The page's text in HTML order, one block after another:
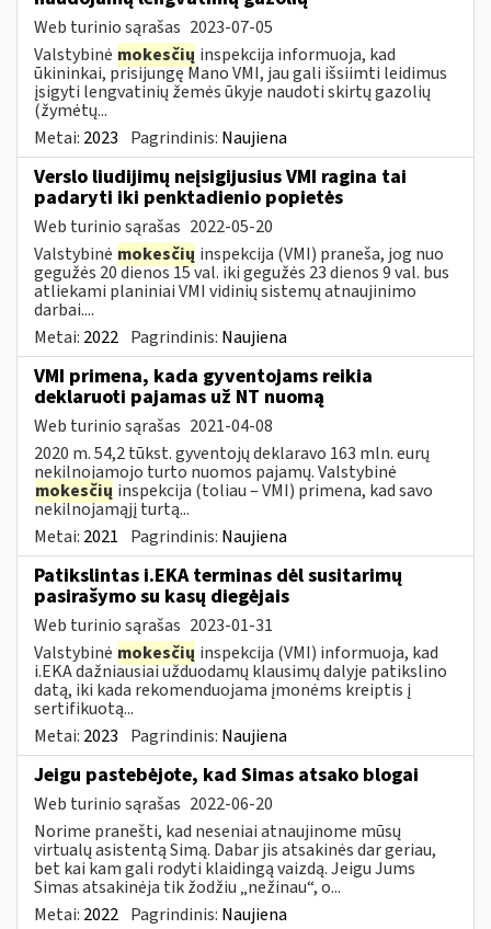
Web turinio sąrašas 2023-07-05
Valstybinė mokesčių inspekcija informuoja, kad
ūkininkai, prisijungę Mano VMI, jau gali išsiimti leidimus
įsigyti lengvatinių žemės ūkyje naudoti skirtų gazolių
(žymėtų...
Metai: 2023 Pagrindinis: Naujiena
Verslo liudijimų neįsigijusius VMI ragina tai
padaryti iki penktadienio popietės
Web turinio sąrašas 2022-05-20
Valstybinė mokesčių inspekcija (VMI) praneša, jog nuo
gegužės 20 dienos 15 val. iki gegužės 23 dienos 9 val. bus
atliekami planiniai VMI vidinių sistemų atnaujinimo
darbai....
Metai: 2022 Pagrindinis: Naujiena
VMI primena, kada gyventojams reikia
deklaruoti pajamas už NT nuomą
Web turinio sąrašas 2021-04-08
2020 m. 54,2 tūkst. gyventojų deklaravo 163 mln. eurų
nekilnojamojo turto nuomos pajamų. Valstybinė
mokesčių inspekcija (toliau – VMI) primena, kad savo
nekilnojamąjį turtą...
Metai: 2021 Pagrindinis: Naujiena
Patikslintas i.EKA terminas dėl susitarimų
pasirašymo su kasų diegėjais
Web turinio sąrašas 2023-01-31
Valstybinė mokesčių inspekcija (VMI) informuoja, kad
i.EKA dažniausiai užduodamų klausimų dalyje patikslino
datą, iki kada rekomenduojama įmonėms kreiptis į
sertifikuotą...
Metai: 2023 Pagrindinis: Naujiena
Jeigu pastebėjote, kad Simas atsako blogai
Web turinio sąrašas 2022-06-20
Norime pranešti, kad neseniai atnaujinome mūsų
virtualų asistentą Simą. Dabar jis atsakinės dar geriau,
bet kai kam gali rodyti klaidingą vaizdą. Jeigu Jums
Simas atsakinėja tik žodžiu „nežinau“, o...
Metai: 2022 Pagrindinis: Naujiena